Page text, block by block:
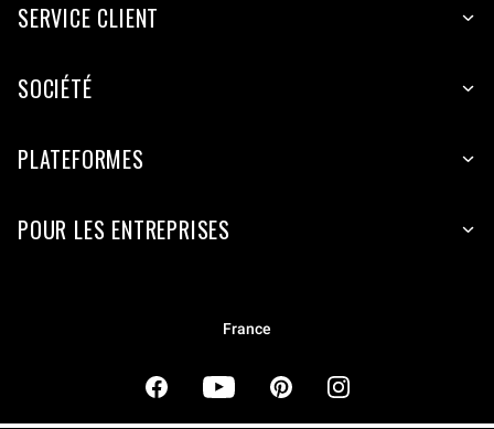
SERVICE CLIENT
SOCIÉTÉ
PLATEFORMES
POUR LES ENTREPRISES
France